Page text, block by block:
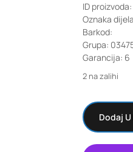
ID
Oznaka
Barkod:
Grupa:
Garancija: 6
2 na zalihi
Dodaj